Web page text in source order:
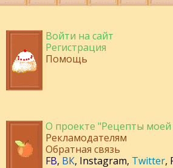
Войти на сайт
Регистрация
Помощь
О проекте "Рецепты
Рекламодателям
Обратная связь
FB, ВК, Instagram, Twitter,